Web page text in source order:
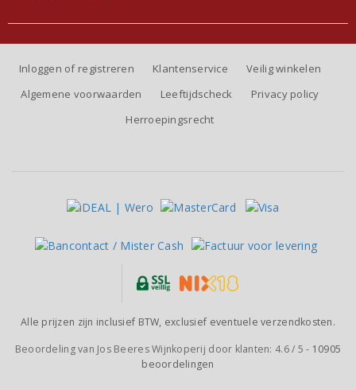
Inloggen of registreren Klantenservice
Veilig winkelen
Algemene voorwaarden
Leeftijdscheck
Privacy policy
Herroepingsrecht
Alle prijzen zijn inclusief BTW, exclusief eventuele verzendkosten.
Beoordeling van Jos Beeres Wijnkoperij door klanten: 4.6/ 5 - 10905
beoordelingen